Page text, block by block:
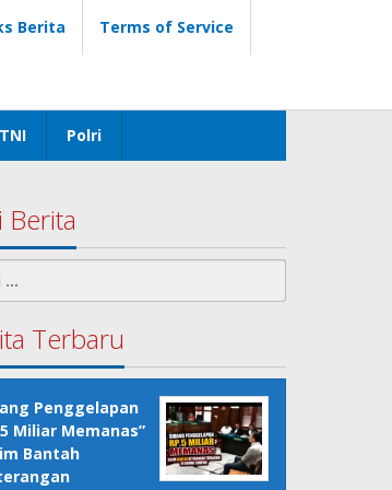
Berita Terms of Service
TNI Polri
Berita
Terbaru
Penggelapan
Miliar Memanas”
Bantah